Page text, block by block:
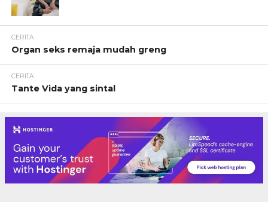
CERITA
Organ seks remaja mudah greng
CERITA
Tante Vida yang sintal